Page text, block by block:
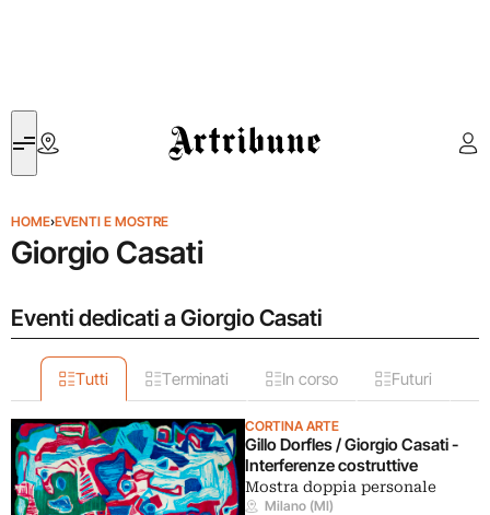
Artribune
HOME›EVENTI E MOSTRE
Giorgio Casati
Eventi dedicati a Giorgio Casati
Tutti Terminati In corso Futuri
CORTINA ARTE
Gillo Dorfles / Giorgio Casati -
Interferenze costruttive
Mostra doppia personale
Milano (MI)